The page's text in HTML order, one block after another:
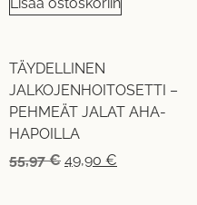
TÄYDELLINEN
JALKOJENHOITOSETTI –
PEHMEÄT JALAT AHA-
HAPOILLA
55,97€ 49,90 €